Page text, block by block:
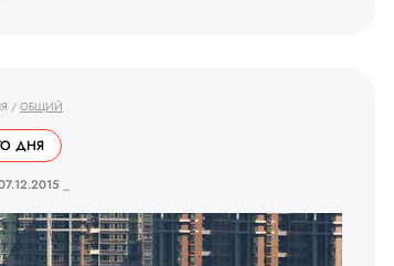
/ ОБЩИЙ
ДНЯ
_